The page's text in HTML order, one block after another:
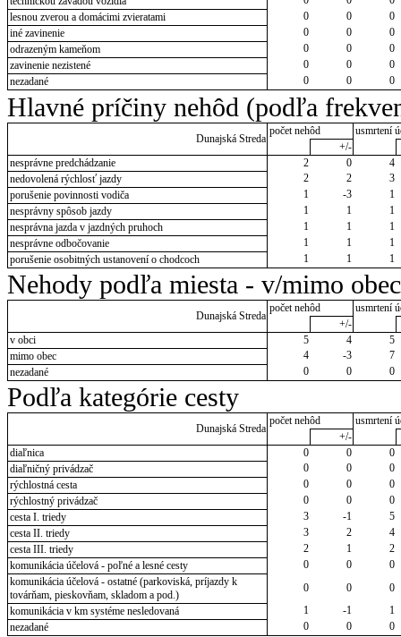
lesnou zverou a domácimi zvieratami
0 0
0
iné zavinenie
0 0
0
odrazeným kameňom
0 0
0
zavinenie nezistené
0 0
0
nezadané
0 0 0
Hlavné príčiny nehôd (podľa
Dunajská Streda
počet nehôd
usmrtení
+/-
nesprávne predchádzanie
2 0
4
nedovolená rýchlosť jazdy
2 2
3
porušenie povinnosti vodiča
1 -3
1
nesprávny spôsob jazdy
1 1
1
nesprávna jazda v jazdných pruhoch
1 1
1
nesprávne odbočovanie
1 1
1
porušenie osobitných ustanovení o chodcoch
1 1 1
Nehody podľa miesta - v/mimo obec
Dunajská Streda
počet nehôd
usmrtení
+/-
v obci
5 4
5
mimo obec
4 -3
7
nezadané
0 0 0
Podľa kategórie cesty
Dunajská Streda
počet nehôd
usmrtení
+/-
diaľnica
0 0
0
diaľničný privádzač
0 0
0
rýchlostná cesta
0 0
0
rýchlostný privádzač
0 0
0
cesta I. triedy
3 -1
5
cesta II. triedy
3 2
4
cesta III. triedy
2 1
2
komunikácia účelová - poľné a lesné cesty
0 0
0
komunikácia účelová - ostatné (parkoviská, príjazdy k
továrňam, pieskovňam, skladom a pod.)
0 0
0
komunikácia v km systéme nesledovaná
1 -1
1
nezadané
0 0 0